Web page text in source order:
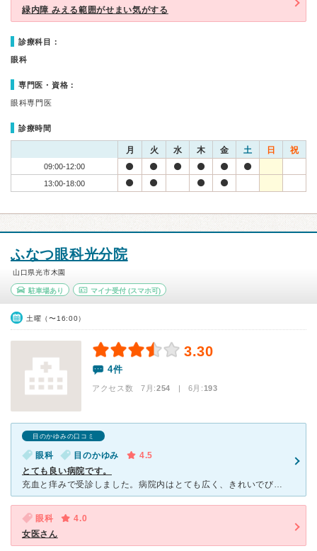
緑内障 みえる範囲がせまい気がする
診療科目：
眼科
専門医・資格：
眼科専門医
診療時間
月 火 水 木 金 土 日 祝
09:00-12:00
13:00-18:00
ふなつ眼科光分院
山口県光市木園
駐車場あり マイナ受付(スマホ可)
土曜（〜16:00）
3.30
4件
アクセス数 7月:254 | 6月:193
目のかゆみの口コミ
眼科 目のかゆみ
4.5
とても良い病院です。
充血と痒みで受診しました。病院内はとても広く、きれいでびっくり。今までかかった病院はあまり詳しく説明をして下さる先生がいらっしゃらなくて…こちらの先生は女医さんで、症状や薬の事まで本当に丁寧に詳しく説
眼科
4.0
女医さん